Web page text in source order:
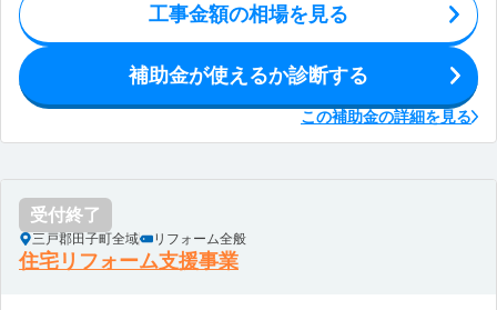
工事金額の相場を見る
補助金が使えるか診断する
この補助金の詳細を見る
受付終了
三戸郡田子町全域 リフォーム全般
住宅リフォーム支援事業